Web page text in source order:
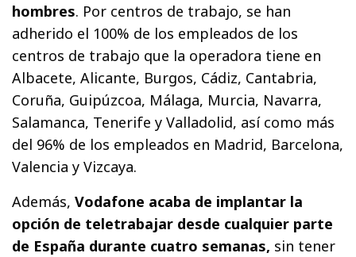
hombres. Por centros de trabajo, se han
adherido el 100% de los empleados de los
centros de trabajo que la operadora tiene en
Albacete, Alicante, Burgos, Cádiz, Cantabria,
Coruña, Guipúzcoa, Málaga, Murcia, Navarra,
Salamanca, Tenerife y Valladolid, así como más
del 96% de los empleados en Madrid, Barcelona,
Valencia y Vizcaya.
Además,Vodafone acaba de implantar la
opción de teletrabajar desde cualquier parte
de España durante cuatro semanas, sin tener